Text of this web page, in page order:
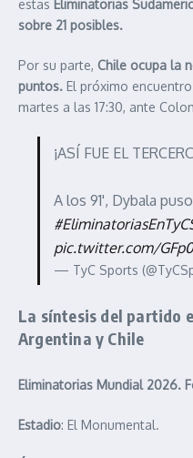
estas Eliminatorias
sobre 21 posibles.
Por su parte, Chile ocupa la
puntos. El próximo
martes a las 17:30, ante
¡ASÍ FUE EL
A los 91', Dybala
pic.twitter.com/
— TyC Sports
La síntesis del partido
Argentina y Chile
Eliminatorias Mundial 2026.
Estadio: El Monumental.